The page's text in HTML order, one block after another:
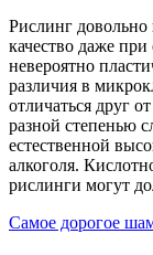
Рислинг довольно
качество даже
невероятно
различия в
отличаться друг
разной степенью
естественной
алкоголя.
рислинги могут
Самое дорогое